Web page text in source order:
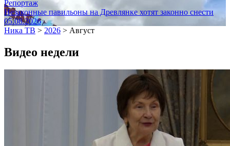
Репортаж
Незаконные павильоны на Древлянке хотят законно снести
05.08.2026
Ника ТВ > 2026 > Август
Видео недели